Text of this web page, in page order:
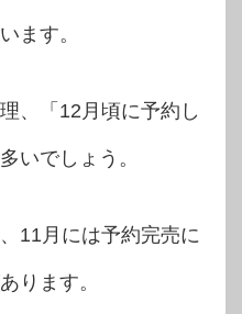
ます。
、「12月頃に予約し
いでしょう。
11月には予約完売に
ります。